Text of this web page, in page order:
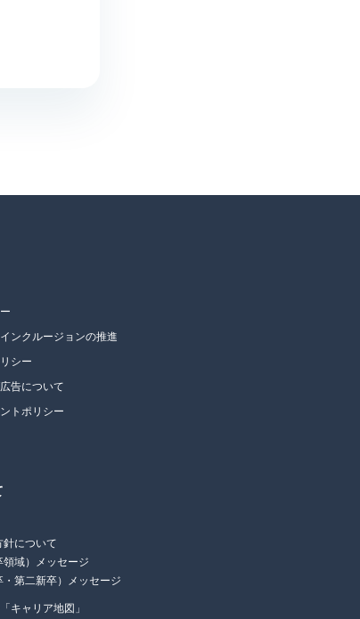
ンクルージョンの推進
シー
告について
トポリシー
針について
域）メッセージ
第二新卒）メッセージ
キャリア地図」